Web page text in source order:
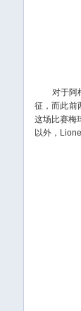
对于阿根
征，而此前
这场比赛梅
以外，